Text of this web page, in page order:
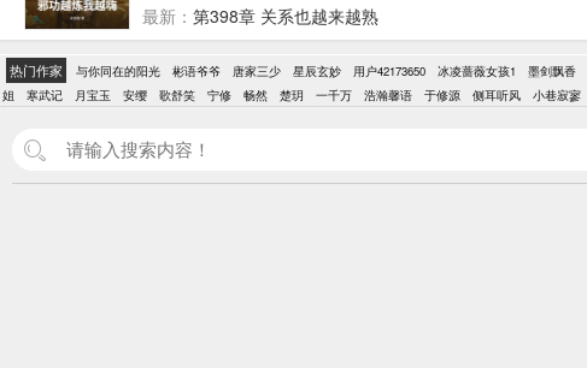
最新： 第398章 关系也越来越熟
热门作家 与你同在的阳光 彬语爷爷 唐家三少 星辰玄妙 用户42173650 冰凌蔷薇女孩1 墨剑飘香
姐
寒武记 月宝玉 安缨 歌舒笑 宁修 畅然 楚玥 一千万 浩瀚馨语 于修源 侧耳听风 小巷寂寥